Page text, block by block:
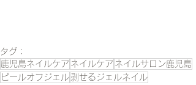
タグ：
鹿児島ネイルケア ネイルケア ネイルサロン鹿児島
ピールオフジェル 剥せるジェルネイル